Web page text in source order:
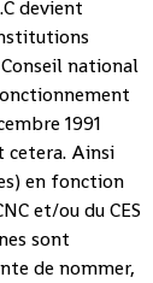
devient
national
1991
Ainsi
en fonction
et/ou du CES
sont
de nommer,